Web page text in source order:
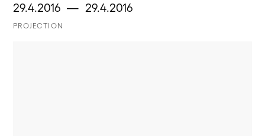
29.4.2016 — 29.4.2016
PROJECTION